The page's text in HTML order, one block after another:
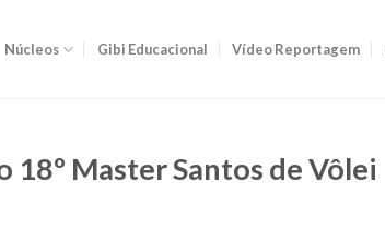
Núcleos Gibi Educacional Vídeo Reportagem
18º Master Santos de Vôlei